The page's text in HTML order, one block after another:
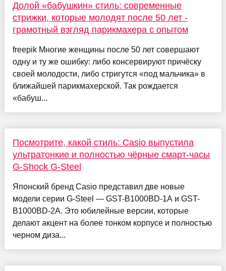
Долой «бабушкин» стиль: современные
стрижки, которые молодят после 50 лет -
грамотный взгляд парикмахера с опытом
freepik Многие женщины после 50 лет совершают
одну и ту же ошибку: либо консервируют причёску
своей молодости, либо стригутся «под мальчика» в
ближайшей парикмахерской. Так рождается
«бабуш...
Посмотрите, какой стиль: Casio выпустила
ультратонкие и полностью чёрные смарт-часы
G-Shock G-Steel
Японский бренд Casio представил две новые
модели серии G-Steel — GST-B1000BD-1A и GST-
B1000BD-2A. Это юбилейные версии, которые
делают акцент на более тонком корпусе и полностью
черном диза...